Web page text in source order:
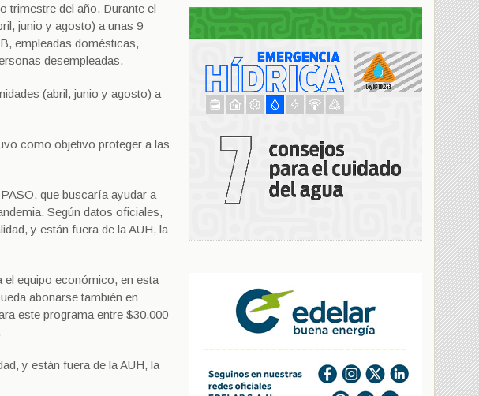
trimestre del año. Durante el
junio y agosto) a unas 9
empleadas domésticas,
desempleadas.
(abril, junio y agosto) a
como objetivo proteger a las
que buscaría ayudar a
Según datos oficiales,
y están fuera de la AUH, la
el equipo económico, en esta
abonarse también en
este programa entre $30.000
y están fuera de la AUH, la